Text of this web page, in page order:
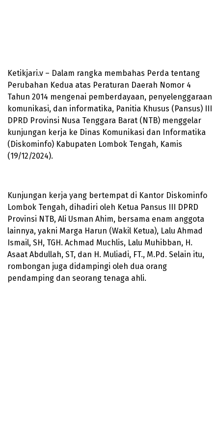
Ketikjari.v – Dalam rangka membahas Perda tentang
Perubahan Kedua atas Peraturan Daerah Nomor 4
Tahun 2014 mengenai pemberdayaan, penyelenggaraan
komunikasi, dan informatika, Panitia Khusus (Pansus) III
DPRD Provinsi Nusa Tenggara Barat (NTB) menggelar
kunjungan kerja ke Dinas Komunikasi dan Informatika
(Diskominfo) Kabupaten Lombok Tengah, Kamis
(19/12/2024).
Kunjungan kerja yang bertempat di Kantor Diskominfo
Lombok Tengah, dihadiri oleh Ketua Pansus III DPRD
Provinsi NTB, Ali Usman Ahim, bersama enam anggota
lainnya, yakni Marga Harun (Wakil Ketua), Lalu Ahmad
Ismail, SH, TGH. Achmad Muchlis, Lalu Muhibban, H.
Asaat Abdullah, ST, dan H. Muliadi, FT., M.Pd. Selain itu,
rombongan juga didampingi oleh dua orang
pendamping dan seorang tenaga ahli.